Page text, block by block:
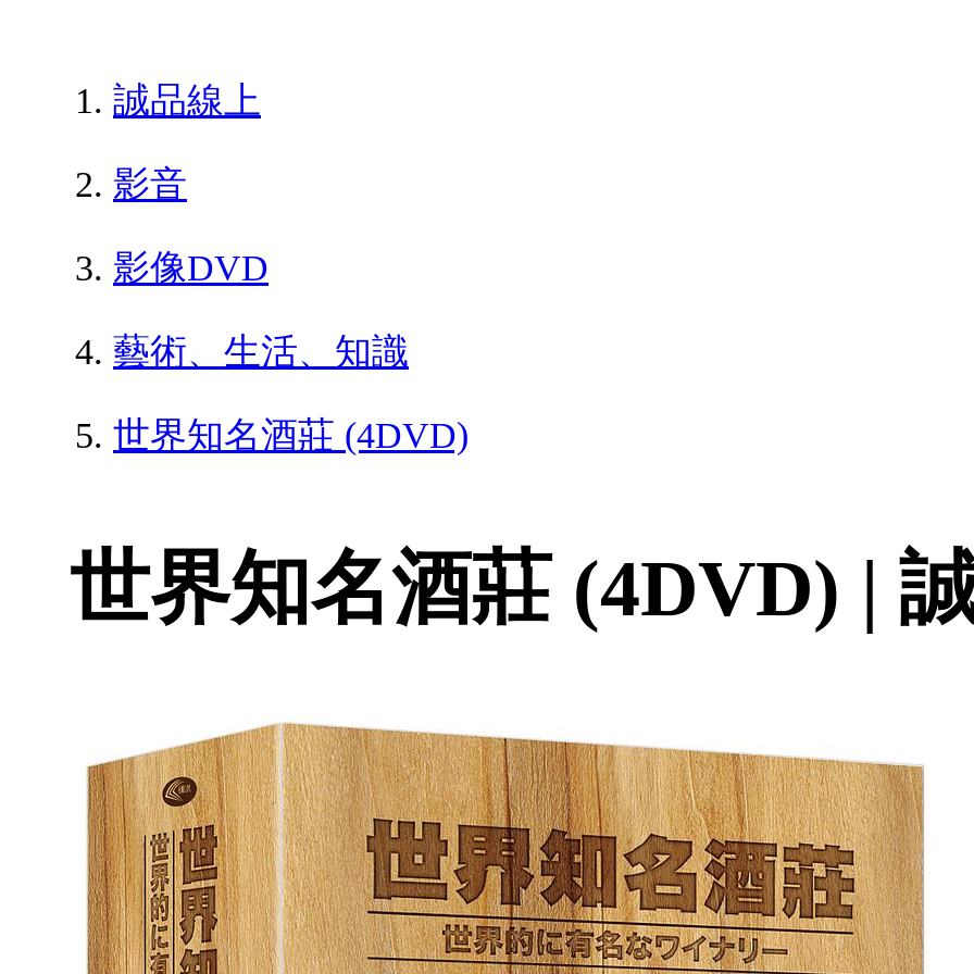
誠品線上
影音
影像DVD
藝術、生活、知識
世界知名酒莊 (4DVD)
世界知名酒莊 (4DVD) |